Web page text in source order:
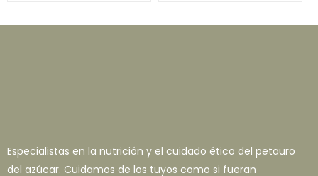
Especialistas en la nutrición y el cuidado ético del petauro
del azúcar. Cuidamos de los tuyos como si fueran